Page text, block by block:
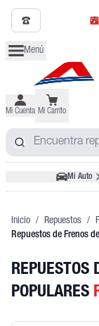
Menú
Mi Cuenta Mi Carrito
Mi Auto
Inicio / Repuestos /
Repuestos de Frenos
REPUESTOS
POPULARES